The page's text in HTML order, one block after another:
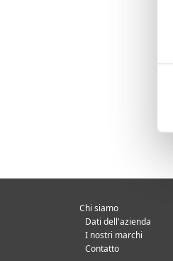
Chi siamo
Dati dell'azienda
I nostri marchi
Contatto